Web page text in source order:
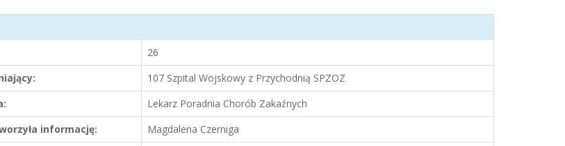
26
107 Szpital Wojskowy z Przychodnią SPZOZ
Lekarz Poradnia Chorób Zakaźnych
informację:
Magdalena Czerniga